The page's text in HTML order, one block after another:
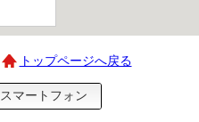
トップページへ戻る
スマートフォン